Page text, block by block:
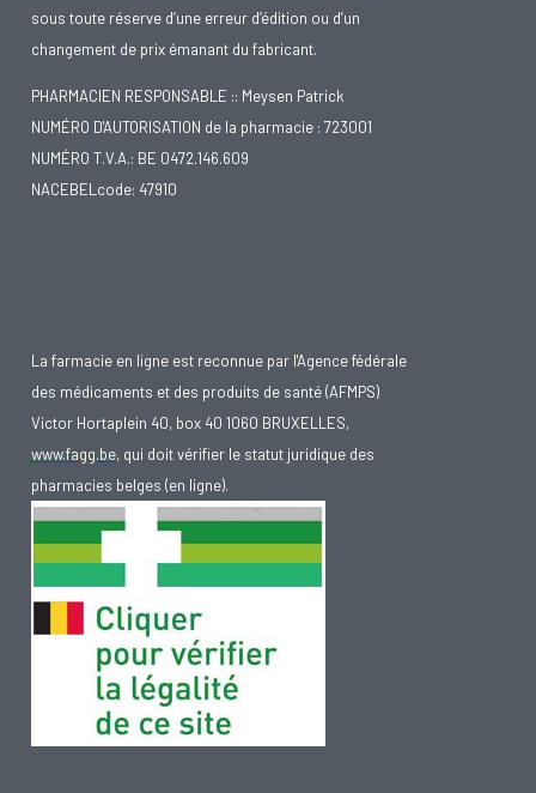
sous toute réserve d’une erreur d’édition ou d’un
changement de prix émanant du fabricant.
PHARMACIEN RESPONSABLE :: Meysen Patrick
NUMÉRO D'AUTORISATION de la pharmacie : 723001
NUMÉRO T.V.A.: BE 0472.146.609
NACEBELcode: 47910
La farmacie en ligne est reconnue par l'Agence fédérale
des médicaments et des produits de santé (AFMPS)
Victor Hortaplein 40, box 40 1060 BRUXELLES,
www.fagg.be, qui doit vérifier le statut juridique des
pharmacies belges (en ligne).